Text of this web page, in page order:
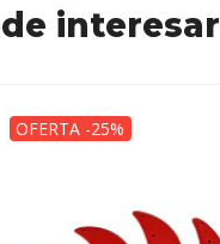
interesar
OFERTA -25%